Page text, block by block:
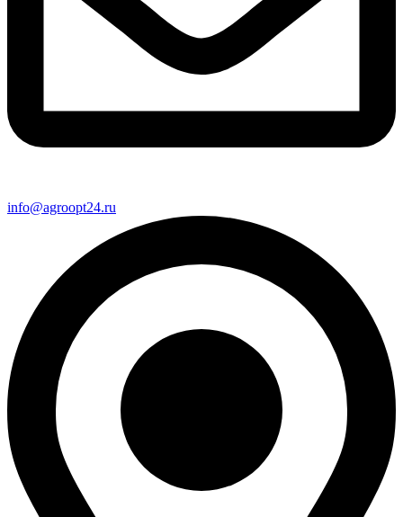
info@agroopt24.ru